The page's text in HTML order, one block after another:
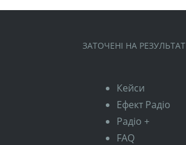
ЗАТОЧЕНІ НА РЕЗУЛЬТАТ
Кейси
Ефект Радіо
Радіо +
FAQ